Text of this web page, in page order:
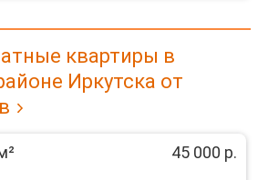
квартиры в
Иркутска от
45 000 р.